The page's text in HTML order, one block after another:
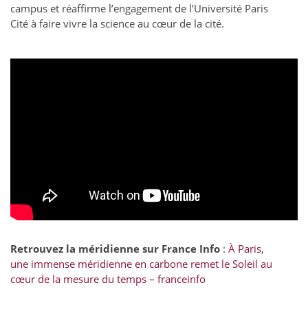
campus et réaffirme l’engagement de l’Université Paris
Cité à faire vivre la science au cœur de la cité.
Retrouvez la méridienne sur France Info : À Paris,
une immense méridienne en carbone remet le Soleil au
cœur de la mesure du temps – franceinfo